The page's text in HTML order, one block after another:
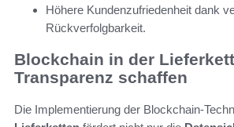
Höhere Kundenzufriedenheit dank
Rückverfolgbarkeit.
Blockchain in der
Transparenz schaffen
Die Implementierung der Blockchain-